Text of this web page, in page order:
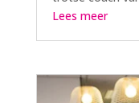
Lees meer